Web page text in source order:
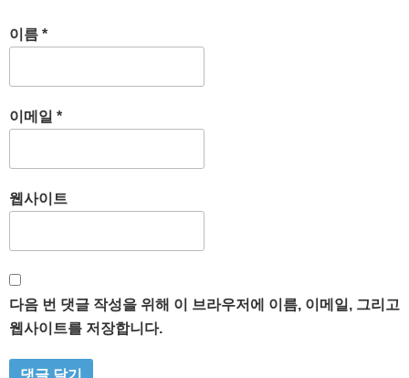
이름 *
이메일 *
웹사이트
다음 번 댓글 작성을 위해 이 브라우저에 이름, 이메일, 그리고
웹사이트를 저장합니다.